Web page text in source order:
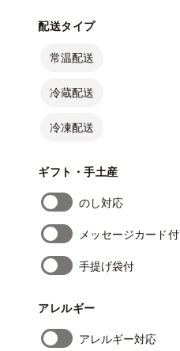
配送タイプ
常温配送
冷蔵配送
冷凍配送
ギフト・手土産
のし対応
メッセージカード付
手提げ袋付
アレルギー
アレルギー対応